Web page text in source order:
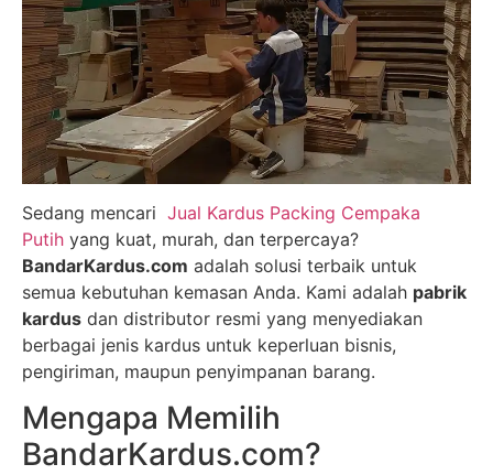
Sedang mencari Jual Kardus Packing Cempaka
Putih yang kuat, murah, dan terpercaya?
BandarKardus.com adalah solusi terbaik untuk
semua kebutuhan kemasan Anda. Kami adalah pabrik
kardus dan distributor resmi yang menyediakan
berbagai jenis kardus untuk keperluan bisnis,
pengiriman, maupun penyimpanan barang.
Mengapa Memilih
BandarKardus.com?